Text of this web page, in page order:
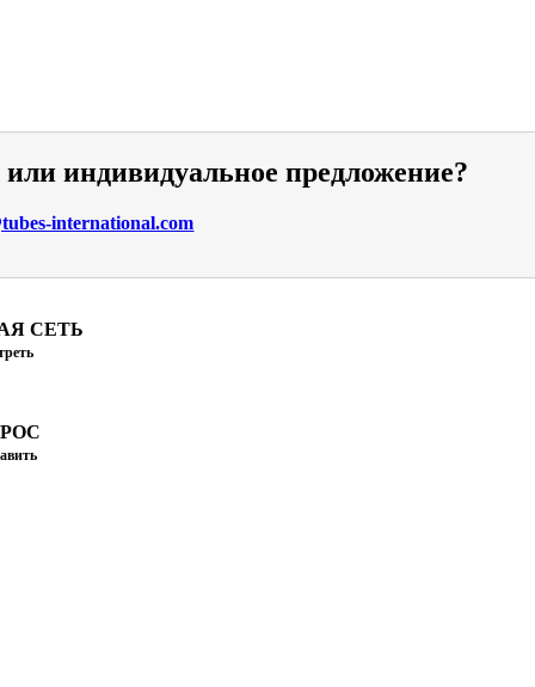
индивидуальное предложение?
international.com
СЕТЬ